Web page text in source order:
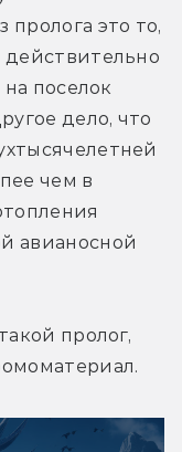
это то,
поселок
дело, что
чем в
авианосной
пролог,